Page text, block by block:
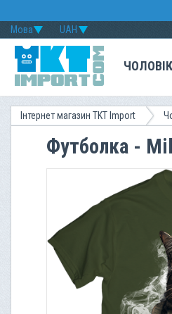
UAH
Мова
Інтернет магазин TKT Import
Футболка -